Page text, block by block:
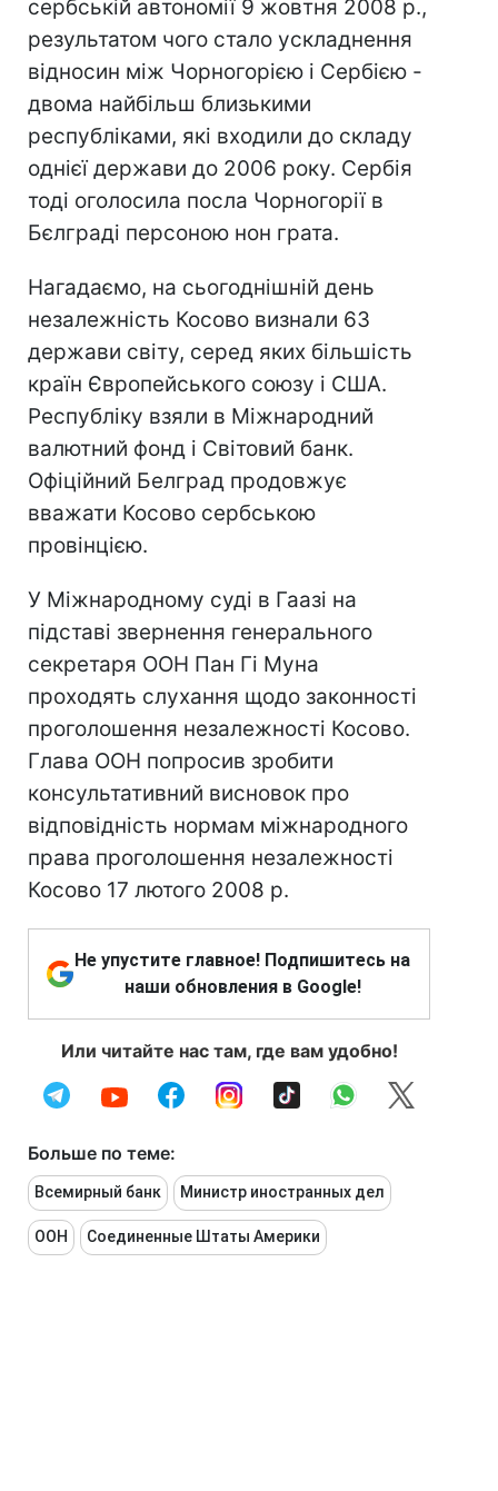
сербській автономії 9 жовтня 2008 р.,
результатом чого стало ускладнення
відносин між Чорногорією і Сербією -
двома найбільш близькими
республіками, які входили до складу
однієї держави до 2006 року. Сербія
тоді оголосила посла Чорногорії в
Бєлграді персоною нон грата.
Нагадаємо, на сьогоднішній день
незалежність Косово визнали 63
держави світу, серед яких більшість
країн Європейського союзу і США.
Республіку взяли в Міжнародний
валютний фонд і Світовий банк.
Офіційний Белград продовжує
вважати Косово сербською
провінцією.
У Міжнародному суді в Гаазі на
підставі звернення генерального
секретаря ООН Пан Гі Муна
проходять слухання щодо законності
проголошення незалежності Косово.
Глава ООН попросив зробити
консультативний висновок про
відповідність нормам міжнародного
права проголошення незалежності
Косово 17 лютого 2008 р.
Не упустите главное! Подпишитесь на
наши обновления в Google!
Или читайте нас там, где вам удобно!
Больше по теме:
Всемирный банк Министр иностранных дел
ООН Соединенные Штаты Америки